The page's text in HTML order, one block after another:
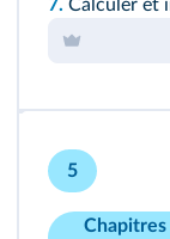
7. Calculer et
5